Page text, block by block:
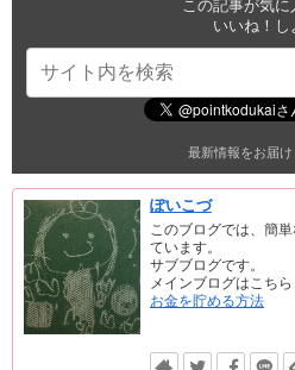
この記事が気に
いいね！し
最新情報をお届け
ぽいこづ
このブログでは、簡
ています。
サブブログです。
メインブログはこちら
お金を貯める方法